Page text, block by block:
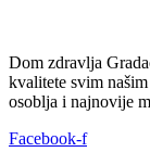
Dom zdravlja
kvalitete svim
osoblja i najnovije
Facebook-f